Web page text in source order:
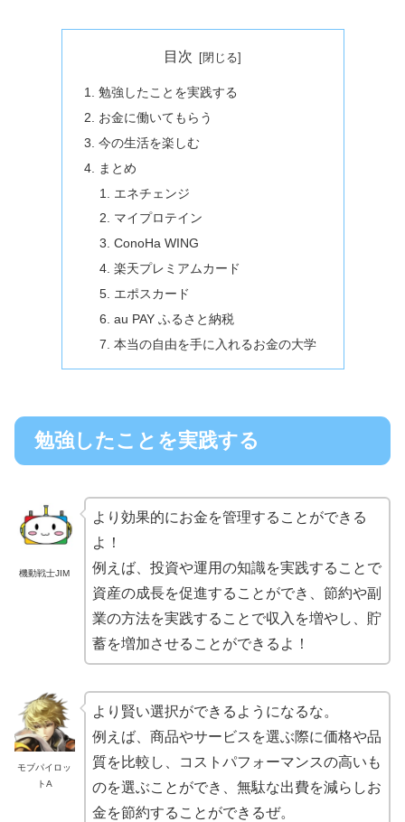
目次
勉強したことを実践する
お金に働いてもらう
今の生活を楽しむ
まとめ
エネチェンジ
マイプロテイン
ConoHa WING
楽天プレミアムカード
エポスカード
au PAY ふるさと納税
本当の自由を手に入れるお金の大学
勉強したことを実践する
機動戦士JIM
より効果的にお金を管理することができる
よ！
例えば、投資や運用の知識を実践することで
資産の成長を促進することができ、節約や副
業の方法を実践することで収入を増やし、貯
蓄を増加させることができるよ！
モブパイロッ
トA
より賢い選択ができるようになるな。
例えば、商品やサービスを選ぶ際に価格や品
質を比較し、コストパフォーマンスの高いも
のを選ぶことができ、無駄な出費を減らしお
金を節約することができるぜ。